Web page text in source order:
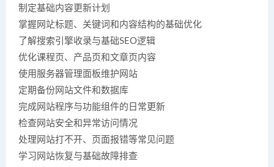
制定基础内容更新计划
掌握网站标题、关键词和内容结构的基础优化
了解搜索引擎收录与基础SEO逻辑
优化课程页、产品页和文章页内容
使用服务器管理面板维护网站
定期备份网站文件和数据库
完成网站程序与功能组件的日常更新
检查网站安全和异常访问情况
处理网站打不开、页面报错等常见问题
学习网站恢复与基础故障排查